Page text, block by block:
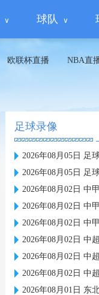
球队
欧联杯直播 NBA直
足球录像
2026年08月05日 足
2026年08月05日 足
2026年08月02日 中甲
2026年08月02日 中甲
2026年08月02日 中甲
2026年08月02日 中超
2026年08月02日 中超
2026年08月02日 中超
2026年08月01日 东